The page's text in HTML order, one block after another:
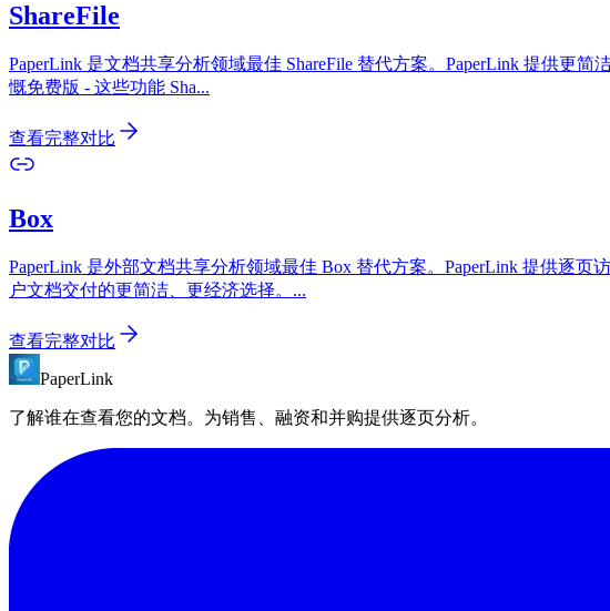
ShareFile
PaperLink 是文档共享分析领域最佳 ShareFile 替代方案。PaperLink 提供更
慨免费版 - 这些功能 Sha...
查看完整对比
Box
PaperLink 是外部文档共享分析领域最佳 Box 替代方案。PaperLink 提供逐
户文档交付的更简洁、更经济选择。 ...
查看完整对比
PaperLink
了解谁在查看您的文档。为销售、融资和并购提供逐页分析。